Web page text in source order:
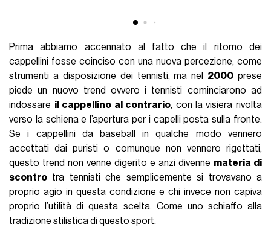
Prima abbiamo accennato al fatto che il ritorno dei
cappellini fosse coinciso con una nuova percezione, come
strumenti a disposizione dei tennisti, ma nel 2000 prese
piede un nuovo trend ovvero i tennisti cominciarono ad
indossare il cappellino al contrario, con la visiera rivolta
verso la schiena e l’apertura per i capelli posta sulla fronte.
Se i cappellini da baseball in qualche modo vennero
accettati dai puristi o comunque non vennero rigettati,
questo trend non venne digerito e anzi divenne materia di
scontro tra tennisti che semplicemente si trovavano a
proprio agio in questa condizione e chi invece non capiva
proprio l’utilità di questa scelta. Come uno schiaffo alla
tradizione stilistica di questo sport.